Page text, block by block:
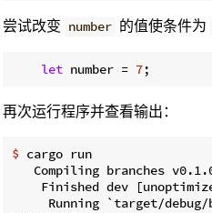
尝试改变 number 的值使条件为
let number = 7
再次运行程序并查看输出：
$ cargo run
Compiling branches
Finished dev
Running `target/debug/